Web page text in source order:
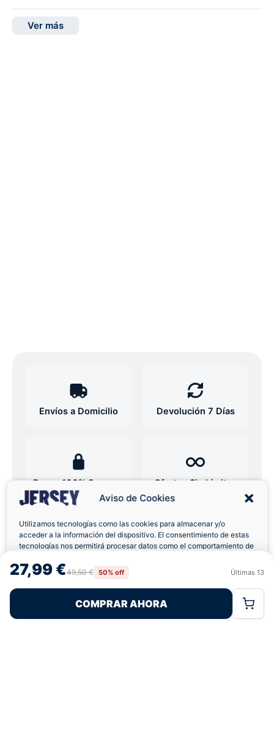
Aviso de Cookies
Utilizamos tecnologías como las cookies para almacenar y/o
acceder a la información del dispositivo. El consentimiento de estas
tecnologías nos permitirá procesar datos como el comportamiento de
retirar el consentimiento, puede afectar negativamente a ciertas
características y funciones.
Rechazar
Política de CookiesPolítica de Privacidad
27,99 €49,50 € 50% off Últimas 13
COMPRAR AHORA
Ver más
Envíos a Domicilio Devolución 7 Días
Pagos 100% Seguros Ofertas Sin Límites
★★★★★4,8 basado en 12+ reseñas
verificadas